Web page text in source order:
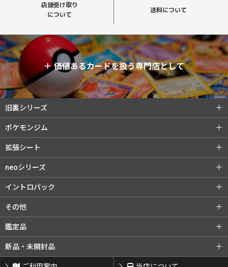
店頭受け取り
について
送料について
＋価値あるカードを扱う専門店として
旧裏シリーズ
旧裏シリーズ (全商品)
第1弾（★）
第3弾 化石の秘密
ポケモンジム
ポケモンジム (全商品)
第1弾 カスミ
第2弾 エリカ
闇からの挑戦
拡張シート
拡張シート (全商品)
第2弾 赤版
neoシリーズ
neoシリーズ (全商品)
第2弾 遺跡をこえて...
第4弾 闇、そして光へ...
プレミアムファイル3
イントロパック
イントロパック (全商品)
ゼニガメデッキ
チコリータデッキ
その他
その他 (全商品)
サザンアイランド
鑑定品
鑑定品 (全商品)
ARS鑑定品 その他鑑定品
新品・未開封品
新品・未開封品 (全商品) BOX・パック